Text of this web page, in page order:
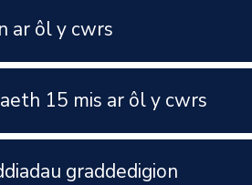
ar ôl y cwrs
15 mis ar ôl y cwrs
graddedigion